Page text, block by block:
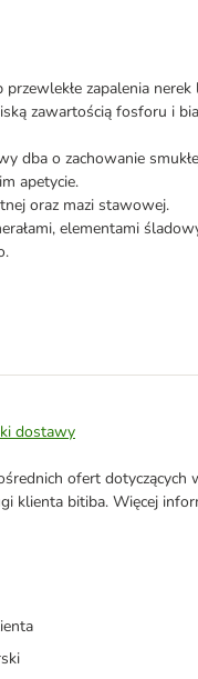
zapalenia
zawartością fosforu i
dba o zachowanie
apetycie.
oraz mazi stawowej.
elementami
dostawy
ofert
klienta bitiba. Więcej